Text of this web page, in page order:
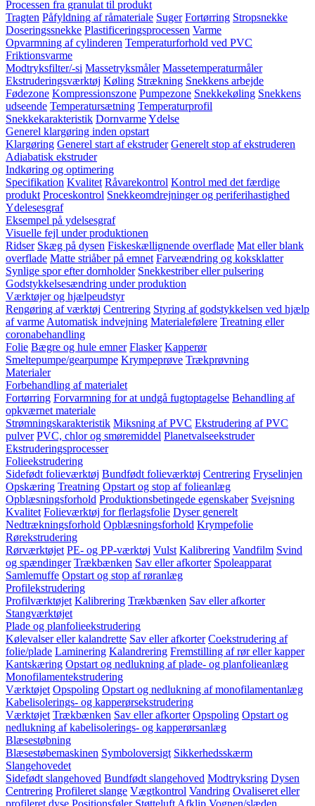
Processen fra granulat til produkt
Tragten Påfyldning af råmateriale Suger Fortørring Stropsnekke
Doseringssnekke Plastificeringsprocessen Varme
Opvarmning af cylinderen Temperaturforhold ved PVC
Friktionsvarme
Modtryksfilter/-si Massetryksmåler Massetemperaturmåler
Ekstruderingsværktøj Køling Strækning Snekkens arbejde
Fødezone Kompressionszone Pumpezone Snekkekøling Snekkens
udseende Temperatursætning Temperaturprofil
Snekkekarakteristik DornvarmeYdelse
Generel klargøring inden opstart
Klargøring Generel start af ekstruder Generelt stop af ekstruderen
Adiabatisk ekstruder
Indkøring og optimering
Specifikation Kvalitet Råvarekontrol Kontrol med det færdige
produkt Proceskontrol Snekkeomdrejninger og periferihastighed
Ydelesesgraf
Eksempel på ydelsesgraf
Visuelle fejl under produktionen
Ridser Skæg på dysen Fiskeskællignende overflade Mat eller blank
overflade Matte striåber på emnet Farveændring og koksklatter
Synlige spor efter dornholder Snekkestriber eller pulsering
Godstykkelsesændring under produktion
Værktøjer og hjælpeudstyr
Rengøring af værktøj Centrering Styring af godstykkelsen ved hjælp
af varme Automatisk indvejning Materialefølere Treatning eller
coronabehandling
Folie Bægre og hule emner Flasker Kapperør
Smeltepumpe/gearpumpe Krympeprøve Trækprøvning
Materialer
Forbehandling af materialet
Fortørring Forvarmning for at undgå fugtoptagelse Behandling af
opkværnet materiale
Strømningskarakteristik Miksning af PVC Ekstrudering af PVC
pulver PVC, chlor og smøremiddel Planetvalseekstruder
Ekstruderingsprocesser
Folieekstrudering
Sidefødt folieværktøj Bundfødt folieværktøj Centrering Fryselinjen
Opskæring Treatning Opstart og stop af folieanlæg
Opblæsningsforhold Produktionsbetingede egenskaber Svejsning
Kvalitet Folieværktøj for flerlagsfolie Dyser generelt
Nedtrækningsforhold Opblæsningsforhold Krympefolie
Rørekstrudering
Rørværktøjet PE- og PP-værktøj Vulst Kalibrering Vandfilm Svind
og spændinger Trækbænken Sav eller afkorter Spoleapparat
Samlemuffe Opstart og stop af røranlæg
Profilekstrudering
Profilværktøjet Kalibrering Trækbænken Sav eller afkorter
Stangværktøjet
Plade og planfolieekstrudering
Kølevalser eller kalandrette Sav eller afkorter Coekstrudering af
folie/plade Laminering Kalandrering Fremstilling af rør eller kapper
Kantskæring Opstart og nedlukning af plade- og planfolieanlæg
Monofilamentekstrudering
Værktøjet Opspoling Opstart og nedlukning af monofilamentanlæg
Kabelisolerings- og kapperørsekstrudering
Værktøjet Trækbænken Sav eller afkorter Opspoling Opstart og
nedlukning af kabelisolerings- og kapperørsanlæg
Blæsestøbning
Blæsestøbemaskinen Symboloversigt Sikkerhedsskærm
Slangehovedet
Sidefødt slangehoved Bundfødt slangehoved Modtryksring Dysen
Centrering Profileret slange Vægtkontrol Vandring Ovaliseret eller
profileret dyse Positionsføler Støtteluft Afklip Vognen/slæden